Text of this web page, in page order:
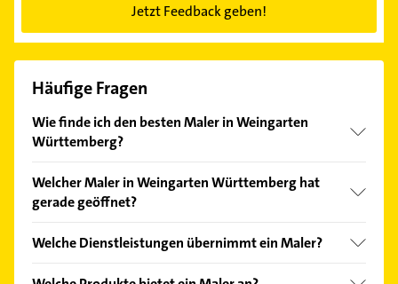
Jetzt Feedback geben!
Häufige Fragen
Wie finde ich den besten Maler in Weingarten
Württemberg?
Kundenmeinungen und profitieren Sie von den
Empfehlungen. Die Suchergebnisse können Sie sich
Welcher Maler in Weingarten Württemberg hat
gerade geöffnet?
Bitte beachten Sie, dass diese an Sonn- und
Welche Dienstleistungen übernimmt ein Maler?